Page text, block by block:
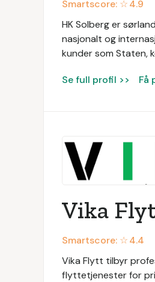
Smartscore: ☆4.9
HK Solberg er
nasjonalt og
kunder som Staten,
Se full profil >> Få
Vika
Smartscore: ☆4.4
Vika Flytt tilbyr
flyttetjenester for